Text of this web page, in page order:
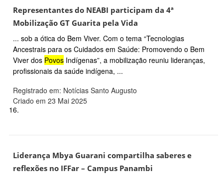
Representantes do NEABI participam da 4ª
Mobilização GT Guarita pela Vida
... sob a ótica do Bem Viver. Com o tema “Tecnologias
Ancestrais para os Cuidados em Saúde: Promovendo o Bem
Viver dos Povos Indígenas”, a mobilização reuniu lideranças,
profissionais da saúde indígena, ...
Registrado em: Notícias Santo Augusto
Criado em 23 Mai 2025
16.
Liderança Mbya Guarani compartilha saberes e
reflexões no IFFar – Campus Panambi